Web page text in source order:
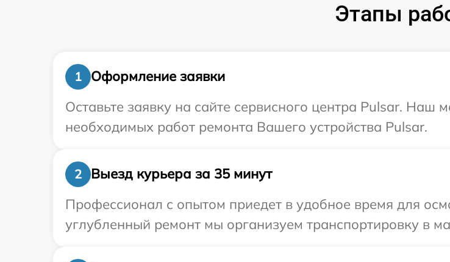
Этапы
1
Оформление заявки
Оставьте заявку на сайте сервисного центра Pulsar. Наш
необходимых работ ремонта Вашего устройства Pulsar.
2
Выезд курьера за 35 минут
Профессионал с опытом приедет в удобное время для
углубленный ремонт мы организуем транспортировку в